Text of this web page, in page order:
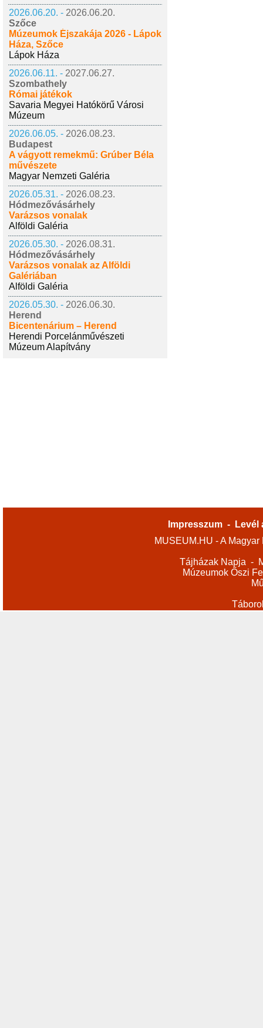
2026.06.20. - 2026.06.20.
Szőce
Múzeumok Éjszakája 2026 - Lápok
Háza, Szőce
Lápok Háza
2026.06.11. - 2027.06.27.
Szombathely
Római játékok
Savaria Megyei Hatókörű Városi
Múzeum
2026.06.05. - 2026.08.23.
Budapest
A vágyott remekmű: Grúber Béla
művészete
Magyar Nemzeti Galéria
2026.05.31. - 2026.08.23.
Hódmezővásárhely
Varázsos vonalak
Alföldi Galéria
2026.05.30. - 2026.08.31.
Hódmezővásárhely
Varázsos vonalak az Alföldi
Galériában
Alföldi Galéria
2026.05.30. - 2026.06.30.
Herend
Bicentenárium – Herend
Herendi Porcelánművészeti
Múzeum Alapítvány
Impresszum -
Levél
MUSEUM.HU - A
Tájházak Napja -
Múzeumok Őszi